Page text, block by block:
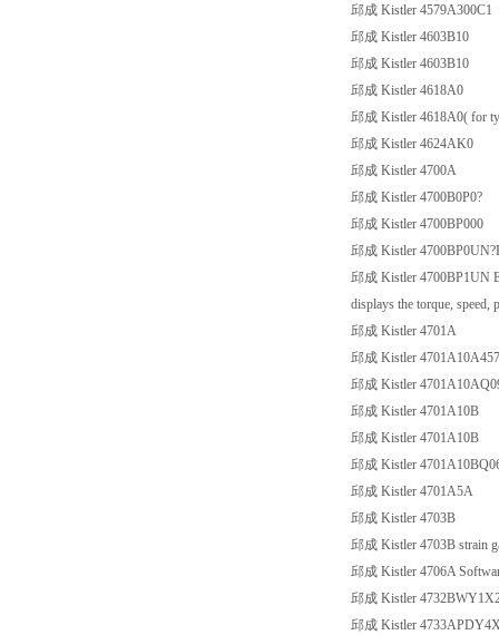
邱成 Kistler 4579A300C1
邱成 Kistler 4603B10
邱成 Kistler 4603B10
邱成 Kistler 4618A0
邱成 Kistler 4618A0( for
邱成 Kistler 4624AK0
邱成 Kistler 4700A
邱成 Kistler 4700B0P0?
邱成 Kistler 4700BP000
邱成 Kistler
邱成 Kistler 4700BP1UN
displays the torque, speed,
邱成 Kistler 4701A
邱成 Kistler
邱成 Kistler
邱成 Kistler 4701A10B
邱成 Kistler 4701A10B
邱成 Kistler
邱成 Kistler 4701A5A
邱成 Kistler 4703B
邱成 Kistler 4703B strain
邱成 Kistler 4706A
邱成 Kistler
邱成 Kistler